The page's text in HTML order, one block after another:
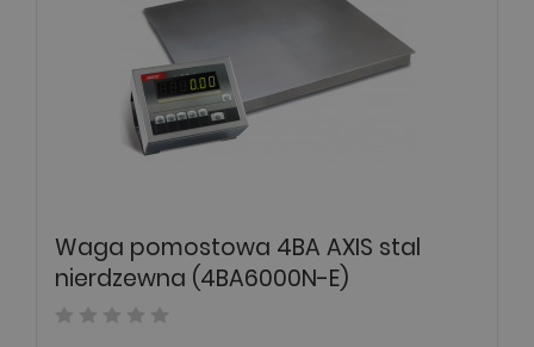
Waga pomostowa 4BA AXIS stal
nierdzewna (4BA6000N-E)